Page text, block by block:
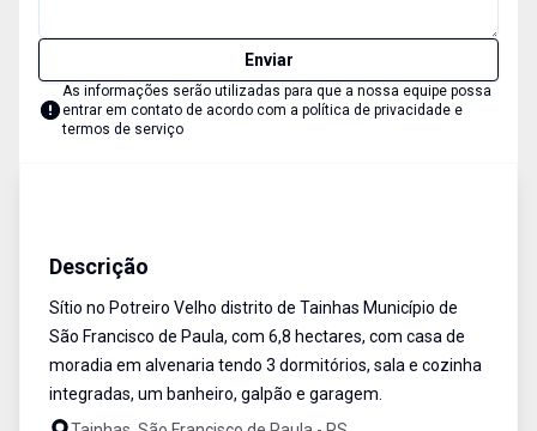
Enviar
As informações serão utilizadas para que a nossa equipe possa
entrar em contato de acordo com a política de privacidade e
termos de serviço
Descrição
Sítio no Potreiro Velho distrito de Tainhas Município de
São Francisco de Paula, com 6,8 hectares, com casa de
moradia em alvenaria tendo 3 dormitórios, sala e cozinha
integradas, um banheiro, galpão e garagem.